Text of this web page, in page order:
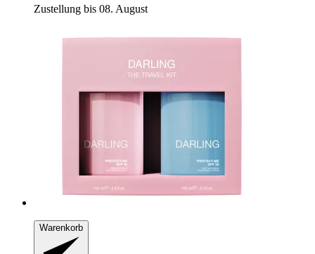
Zustellung bis 08. August
Warenkorb